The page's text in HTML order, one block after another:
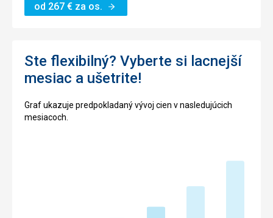
od 267 € za os.
Ste flexibilný? Vyberte si lacnejší
mesiac a ušetrite!
Graf ukazuje predpokladaný vývoj cien v nasledujúcich
mesiacoch.